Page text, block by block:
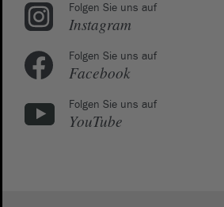
Folgen Sie uns auf
Instagram
Folgen Sie uns auf
Facebook
Folgen Sie uns auf
YouTube